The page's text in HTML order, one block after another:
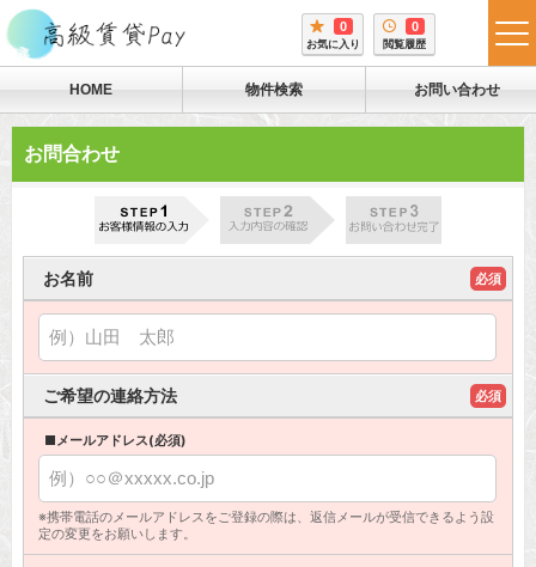
0
お気に入り
0
閲覧履歴
HOME 物件検索 お問い合わせ
お問合わせ
お名前 必須
ご希望の連絡方法 必須
■メールアドレス(必須)
※携帯電話のメールアドレスをご登録の際は、返信メールが受信できるよう設
定の変更をお願いします。